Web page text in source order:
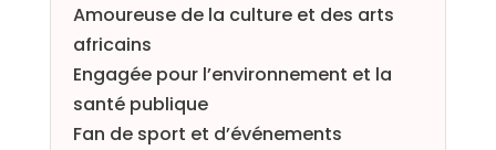
Amoureuse de la culture et des arts
africains
Engagée pour l’environnement et la
santé publique
Fan de sport et d’événements